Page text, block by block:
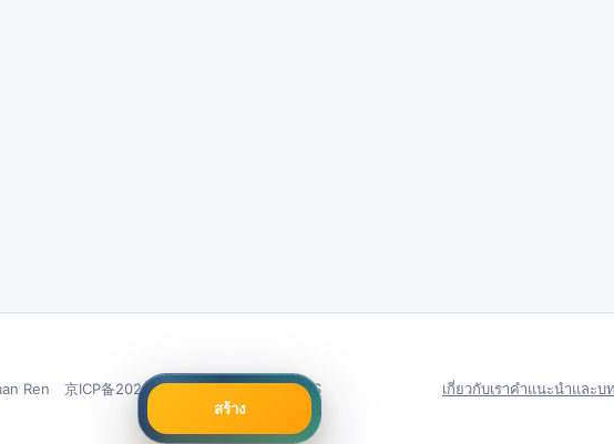
สร้าง
Ren 京ICP备2021026679号 Server in: US เกี่ยวกับเราคำแนะนำและบ